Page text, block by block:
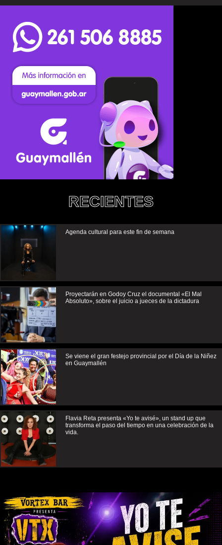
RECIENTES
Agenda cultural para este fin de semana
Proyectarán en Godoy Cruz el documental «El Mal
Absoluto», sobre el juicio a jueces de la dictadura
Se viene el gran festejo provincial por el Día de la Niñez
en Guaymallén
Flavia Reta presenta «Yo te avisé», un stand up que
transforma el paso del tiempo en una celebración de la
vida.